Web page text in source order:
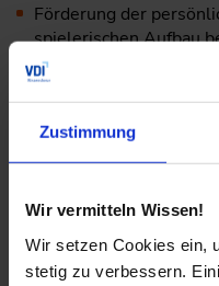
Zustimmung
Wir vermitteln Wissen!
Wir setzen Cookies ein,
stetig zu verbessern.
Förderung der
spielerischen Aufbau
Stand der Lernforschung
BIM anhand von
und erlernen
Kurze und kompakte